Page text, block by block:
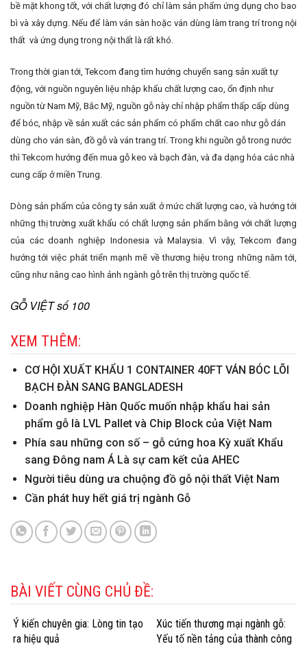
bề mặt khong tốt, với chất lượng đó chỉ làm sản phẩm ứng dụng cho bao
bì và xây dựng. Nếu để làm ván sàn hoặc ván dùng làm trang trí trong nội
thất và ứng dụng trong nội thất là rất khó.
Trong thời gian tới, Tekcom đang tìm hướng chuyển sang sản xuất tự
động, với nguồn nguyên liệu nhập khẩu chất lượng cao, ổn định như
nguồn từ Nam Mỹ, Bắc Mỹ, nguồn gỗ này chỉ nhập phẩm thấp cấp dùng
để bóc, nhập về sản xuất các sản phẩm có phẩm chất cao như gỗ dán
dùng cho ván sàn, đồ gỗ và ván trang trí. Trong khi nguồn gỗ trong nước
thì Tekcom hướng đến mua gỗ keo và bạch đàn, và đa dạng hóa các nhà
cung cấp ở miền Trung.
Dòng sản phẩm của công ty sản xuất ở mức chất lượng cao, và hướng tới
những thị trường xuất khẩu có chất lượng sản phẩm bằng với chất lượng
của các doanh nghiệp Indonesia và Malaysia. Vì vậy, Tekcom đang
hướng tới việc phát triển mạnh mẽ về thương hiệu trong những năm tới,
cũng như nâng cao hình ảnh ngành gỗ trên thị trường quốc tế.
GỖ VIỆT số 100
XEM THÊM:
CƠ HỘI XUẤT KHẨU 1 CONTAINER 40FT VÁN BÓC LÕI
BẠCH ĐÀN SANG BANGLADESH
Doanh nghiệp Hàn Quốc muốn nhập khẩu hai sản
phẩm gỗ là LVL Pallet và Chip Block của Việt Nam
Phía sau những con số – gỗ cứng hoa Kỳ xuất Khẩu
sang Đông nam Á Là sự cam kết của AHEC
Người tiêu dùng ưa chuộng đồ gỗ nội thất Việt Nam
Cần phát huy hết giá trị ngành Gỗ
BÀI VIẾT CÙNG CHỦ ĐỀ:
Ý kiến chuyên gia: Lòng tin tạo
ra hiệu quả
Xúc tiến thương mại ngành gỗ:
Yếu tố nền tảng của thành công